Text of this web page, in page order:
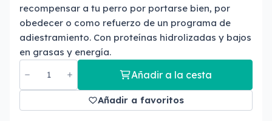
recompensar a tu perro por portarse bien, por
obedecer o como refuerzo de un programa de
adiestramiento. Con proteínas hidrolizadas y bajos
en grasas y energía.
Añadir a la cesta
Añadir a favoritos